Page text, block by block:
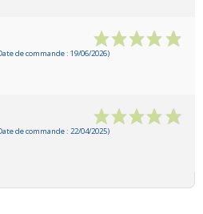
de commande : 19/06/2026)
de commande : 22/04/2025)